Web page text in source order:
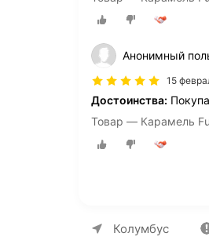
Анонимный
15
Достоинства:
Товар — Карамель
Колумбус